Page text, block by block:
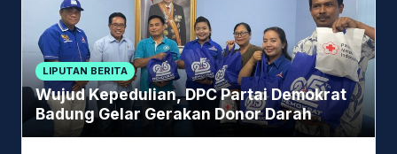
LIPUTAN BERITA
Wujud Kepedulian, DPC Partai Demokrat
Badung Gelar Gerakan Donor Darah